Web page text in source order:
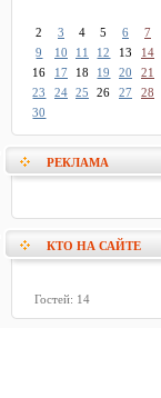
2
3 4 5 6 7
9
10 11 12 13 14
16
17 18 19 20 21
23
24 25 26 27 28
30
РЕКЛАМА
КТО НА САЙТЕ
Гостей: 14